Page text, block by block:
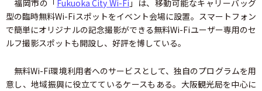
福岡市の「 Fukuoka City Wi-Fi 」は、移動可能なキャリーバッグ
型の臨時無料Wi-Fiスポットをイベント会場に設置。スマートフォン
で簡単にオリジナルの記念撮影ができる無料Wi-Fiユーザー専用のセ
ルフ撮影スポットも開設し、好評を博している。
無料Wi-Fi環境利用者へのサービスとして、独自のプログラムを用
意し、地域振興に役立てているケースもある。大阪観光局を中心に